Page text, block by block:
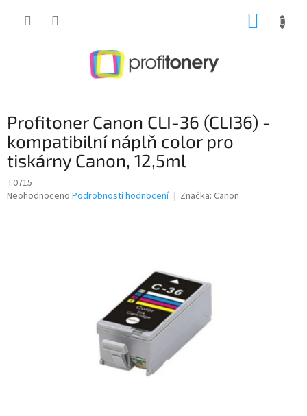
Profitoner Canon CLI-36 (CLI36) -
kompatibilní náplň color pro
tiskárny Canon, 12,5ml
T0715
Průměrné
Neohodnoceno Podrobnosti hodnocení Značka: Canon